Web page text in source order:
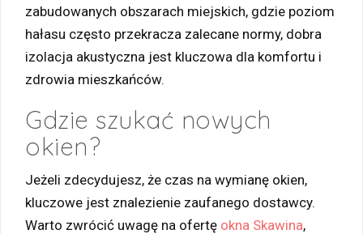
zabudowanych obszarach miejskich, gdzie poziom
hałasu często przekracza zalecane normy, dobra
izolacja akustyczna jest kluczowa dla komfortu i
zdrowia mieszkańców.
Gdzie szukać nowych
okien?
Jeżeli zdecydujesz, że czas na wymianę okien,
kluczowe jest znalezienie zaufanego dostawcy.
Warto zwrócić uwagę na ofertę okna Skawina,